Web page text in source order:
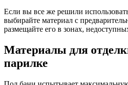
Если вы все же решили
выбирайте материал с
размещайте его в зонах,
Материалы для
парилке